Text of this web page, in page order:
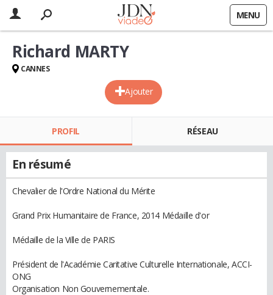
MENU
Ajouter
Richard MARTY
CANNES
PROFIL RÉSEAU
En résumé
Chevalier de l'Ordre National du Mérite
Grand Prix Humanitaire de France, 2014 Médaille d'or
Médaille de la Ville de PARIS
Président de l'Académie Caritative Culturelle Internationale, ACCI-
ONG
Organisation Non Gouvernementale.